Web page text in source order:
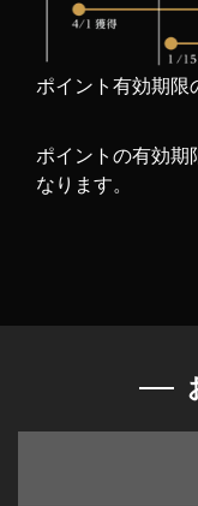
ポイント有効期限
ポイントの有効期
なります。